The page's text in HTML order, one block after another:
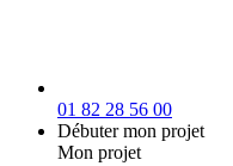
01 82 28 56 00
Débuter mon projet
Mon projet